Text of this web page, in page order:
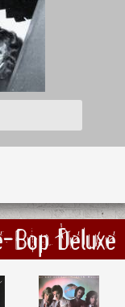
Bop Deluxe